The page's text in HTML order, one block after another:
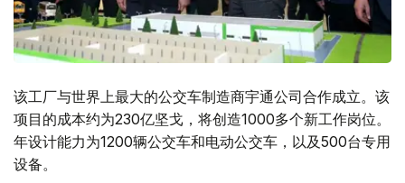
该工厂与世界上最大的公交车制造商宇通公司合作成立。该
项目的成本约为230亿坚戈，将创造1000多个新工作岗位。
年设计能力为1200辆公交车和电动公交车，以及500台专用
设备。